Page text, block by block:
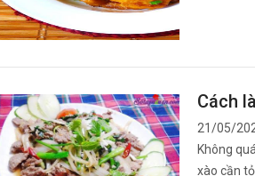
Cách
21/05/
Không
xào cần